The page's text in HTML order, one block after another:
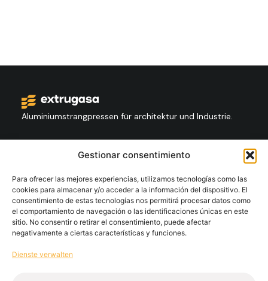
Gestionar consentimiento
Para ofrecer las mejores experiencias, utilizamos tecnologías como las
cookies para almacenar y/o acceder a la información del dispositivo. El
consentimiento de estas tecnologías nos permitirá procesar datos como
el comportamiento de navegación o las identificaciones únicas en este
sitio. No consentir o retirar el consentimiento, puede afectar
negativamente a ciertas características y funciones.
Dienste verwalten
Aluminiumstrangpressen für architektur und Industrie.
Folgen Sie Us: